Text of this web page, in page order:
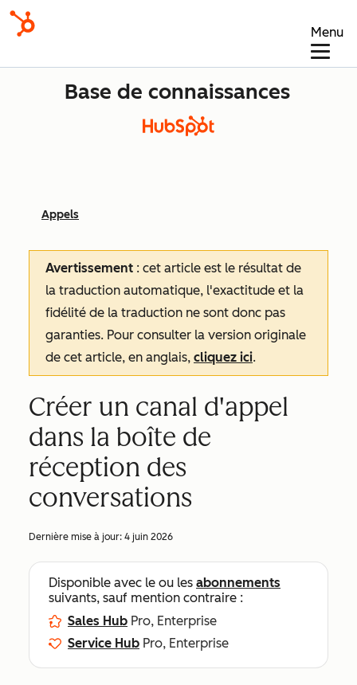
Menu
Base de connaissances
Appels
Avertissement : cet article est le résultat de
la traduction automatique, l'exactitude et la
fidélité de la traduction ne sont donc pas
garanties. Pour consulter la version originale
de cet article, en anglais, cliquez ici.
Créer un canal d'appel
dans la boîte de
réception des
conversations
Dernière mise à jour: 4 juin 2026
Disponible avec le ou les abonnements
suivants, sauf mention contraire :
Sales Hub Pro, Enterprise
Service Hub Pro, Enterprise